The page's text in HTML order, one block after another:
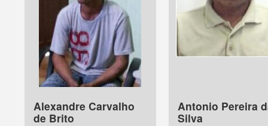
Alexandre Carvalho
de Brito
Antonio Pereira
Silva